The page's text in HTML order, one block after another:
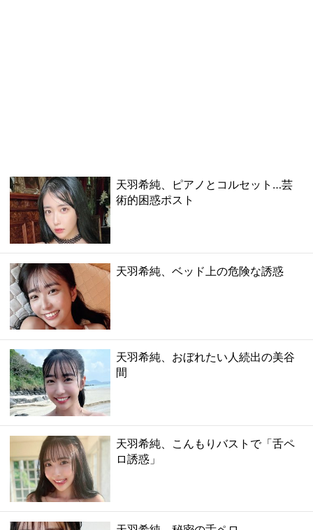
天羽希純、ピアノとコルセット…芸
術的困惑ポスト
天羽希純、ベッド上の危険な誘惑
天羽希純、おぼれたい人続出の美谷
間
天羽希純、こんもりバストで「舌ペ
ロ誘惑」